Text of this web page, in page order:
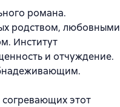
романа.
родством, любовными
Институт
и отчуждение.
этот